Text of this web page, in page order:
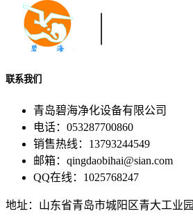
联系我们
青岛碧海净化设备有限公司
电话：053287700860
销售热线：13793244549
邮箱：qingdaobihai@sian.com
QQ在线：1025768247
地址：山东省青岛市城阳区青大工业园